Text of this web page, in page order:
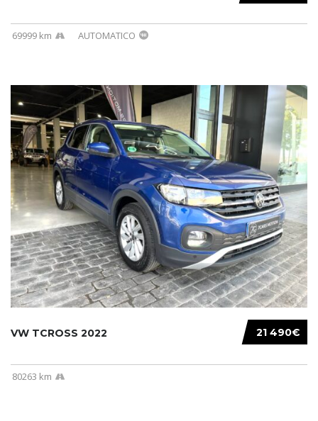
69999 km AUTOMATICO
21 490€
VW TCROSS 2022
80263 km